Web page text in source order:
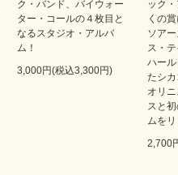
ク・バンド、バイウォー
ター・コールの４枚目と
なるスタジオ・アルバ
ム！
3,000円(税込3,300円)
ック
くの
ソア
ス・
ハー
たシ
オリ
スと
ムをリ
2,700